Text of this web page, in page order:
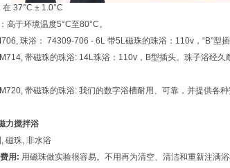
在 37°C ± 1.0°C
高于环境温度5°C至80°C。
珠浴： 74309-706 - 6L 带5L磁珠的珠浴：110v，“B”型
带磁珠的珠浴: 14L珠浴：110v，B型插头。珠子浴经久
带磁珠的珠浴: 我们的数字浴槽耐用、可靠，并提供各种
力搅拌浴
磁珠, 非水浴
用: 用磁珠做实验很容易。不用再为清空、清洁和重新注满